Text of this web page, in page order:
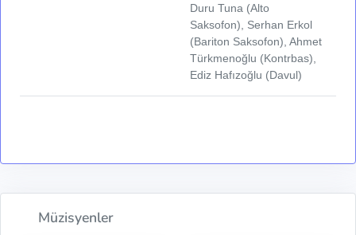
Duru Tuna (Alto
Saksofon), Serhan Erkol
(Bariton Saksofon), Ahmet
Türkmenoğlu (Kontrbas),
Ediz Hafızoğlu (Davul)
Müzisyenler